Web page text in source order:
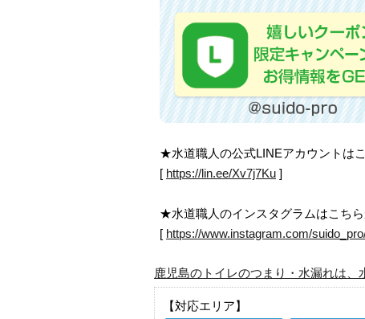
★水道職人の公式LINEアカウントは
[ https://lin.ee/Xv7j7Ku ]
★水道職人のインスタグラムはこちら
[ https://www.instagram.com/
鹿児島のトイレのつまり・水漏れは、
【対応エリア】